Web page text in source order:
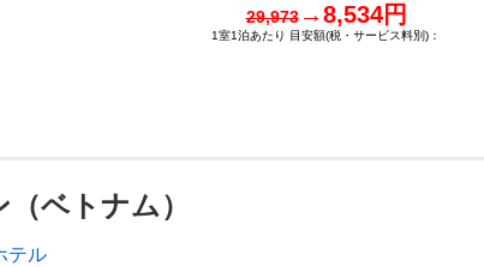
29,973→8,534円
1室1泊あたり 目安額(税・サービス料別)：
（ベトナム）
テル